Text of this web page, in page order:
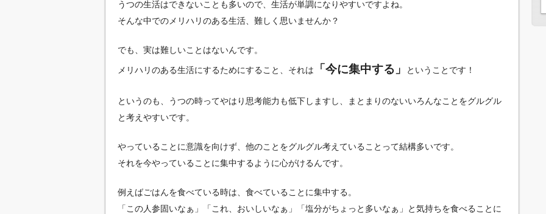
うつの生活はできないことも多いので、生活が単調になりやすいですよね。
そんな中でのメリハリのある生活、難しく思いませんか？
でも、実は難しいことはないんです。
メリハリのある生活にするためにすること、それは 「今に集中する」 ということです！
というのも、うつの時ってやはり思考能力も低下しますし、まとまりのないいろんなことをグルグル
と考えやすいです。
やっていることに意識を向けず、他のことをグルグル考えていることって結構多いです。
それを今やっていることに集中するように心がけるんです。
例えばごはんを食べている時は、食べていることに集中する。
「この人参固いなぁ」「これ、おいしいなぁ」「塩分がちょっと多いなぁ」と気持ちを食べることに